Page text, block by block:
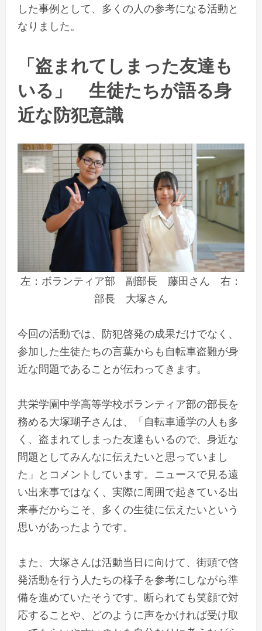
した事例として、多くの人の参考になる活動と
なりました。
「盗まれてしまった友達も
いる」 生徒たちが語る身
近な防犯意識
左：ボランティア部 副部長 藤田さん 右：
部長 大塚さん
今回の活動では、防犯啓発の成果だけでなく、
参加した生徒たちの言葉からも自転車盗難が身
近な問題であることが伝わってきます。
共栄学園中学高等学校ボランティア部の部長を
務める大塚瑚子さんは、「自転車通学の人も多
く、盗まれてしまった友達もいるので、身近な
問題としてみんなに伝えたいと思っていまし
た」とコメントしています。ニュースで見る遠
い出来事ではなく、実際に周囲で起きている出
来事だからこそ、多くの生徒に伝えたいという
思いがあったようです。
また、大塚さんは活動当日に向けて、街頭で啓
発活動を行う人たちの様子を参考にしながら準
備を進めていたそうです。断られても笑顔で対
応することや、どのように声をかければ受け取